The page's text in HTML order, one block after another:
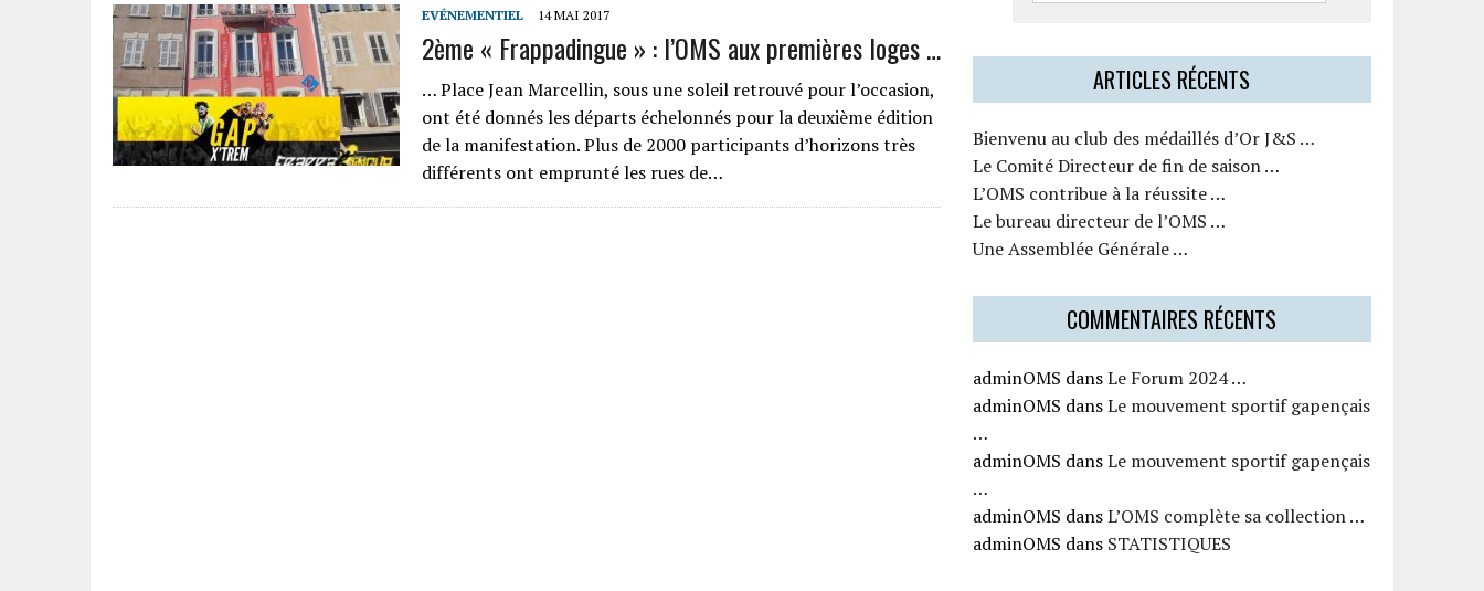
EVÉNEMENTIEL 14 MAI 2017
2ème « Frappadingue » : l’OMS aux premières loges …
… Place Jean Marcellin, sous une soleil retrouvé pour l’occasion,
ont été donnés les départs échelonnés pour la deuxième édition
de la manifestation. Plus de 2000 participants d’horizons très
différents ont emprunté les rues de…
ARTICLES RÉCENTS
Bienvenu au club des médaillés d’Or J&S …
Le Comité Directeur de fin de saison …
L’OMS contribue à la réussite …
Le bureau directeur de l’OMS …
Une Assemblée Générale …
COMMENTAIRES RÉCENTS
adminOMS dansLe Forum 2024 …
adminOMS dansLe mouvement sportif gapençais
…
adminOMS dansLe mouvement sportif gapençais
…
adminOMS dansL’OMS complète sa collection …
adminOMS dans STATISTIQUES